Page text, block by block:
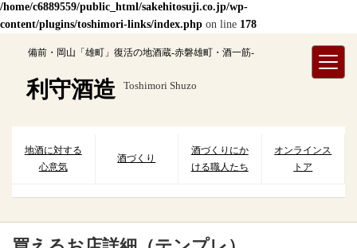
/home/c6889559/public_html/sakehitosuji.co.jp/wp-
content/plugins/toshimori-links/index.php on line 178
備前・岡山「雄町」復活の地酒蔵-赤磐雄町・酒一筋-
利守酒造 Toshimori Shuzo
地酒に対する
心意気
酒づくり
酒づくりにか
ける職人たち
オンラインス
トア